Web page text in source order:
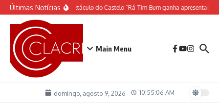
Ir para o conteúdo
Últimas NotíciasO espetáculo do Castelo “Rá-Tim-Bum ganha
Main Menu
domingo, agosto 9, 2026 10:55:06 AM